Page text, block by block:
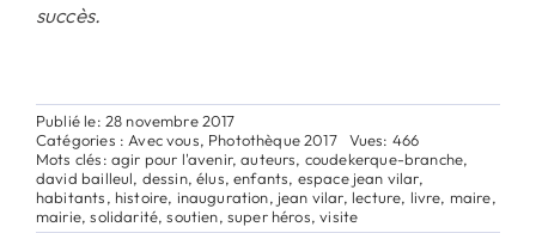
succès.
Publié le: 28 novembre 2017
Catégories : Avec vous, Photothèque 2017
Vues: 466
Mots clés: agir pour l'avenir,auteurs, coudekerque-branche,
david bailleul, dessin,élus,enfants, espace jean vilar,
habitants, histoire, inauguration, jean vilar, lecture, livre, maire,
mairie,solidarité,soutien, super héros,visite